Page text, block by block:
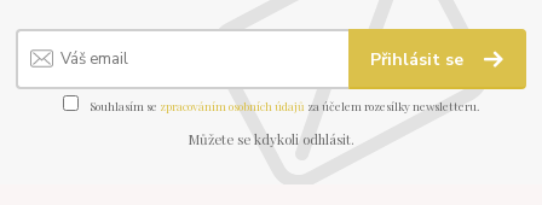
Přihlásit se
Souhlasím se zpracováním osobních údajů za účelem rozesílky newsletteru.
Můžete se kdykoli odhlásit.